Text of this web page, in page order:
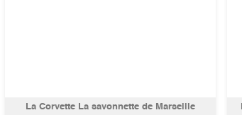
La Corvette La savonnette de Marseille